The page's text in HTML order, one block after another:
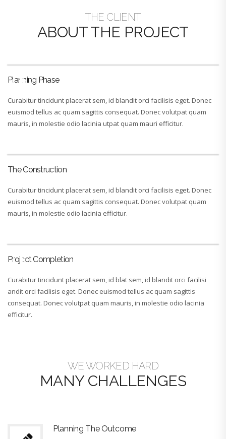
THE CLIENT
ABOUT THE PROJECT
Planning Phase
Curabitur tincidunt placerat sem, id blandit orci facilisis eget. Donec
euismod tellus ac quam sagittis consequat. Donec volutpat quam
mauris, in molestie odio lacinia utpat quam mauri efficitur.
The Construction
Curabitur tincidunt placerat sem, id blandit orci facilisis eget. Donec
euismod tellus ac quam sagittis consequat. Donec volutpat quam
mauris, in molestie odio lacinia efficitur.
Project Completion
Curabitur tincidunt placerat sem, id blat sem, id blandit orci facilisi
andit orci facilisis eget. Donec euismod tellus ac quam sagittis
consequat. Donec volutpat quam mauris, in molestie odio lacinia
efficitur.
WE WORKED HARD
MANY CHALLENGES
Planning The Outcome